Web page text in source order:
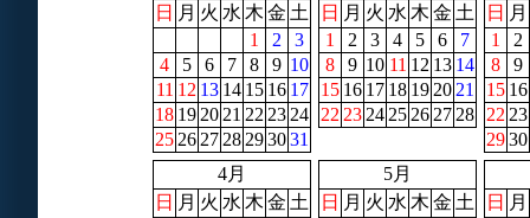
日 月 火 水 木 金 土
1
2
3
4
5 6 7 8 9 10
11 12 13 14 15 16 17
18 19 20 21 22 23 24
25 26 27 28 293031
日 月 火 水 木 金 土
1
2 3 4 5 6
7
8
9 10 11 12 13 14
15 16 17 18 19 20 21
22 23 24 25 26 27 28
日 月
1
2
8
9
15 16
22 23
2930
4月
日 月 火 水 木 金 土
5月
日 月 火 水 木 金 土
日 月